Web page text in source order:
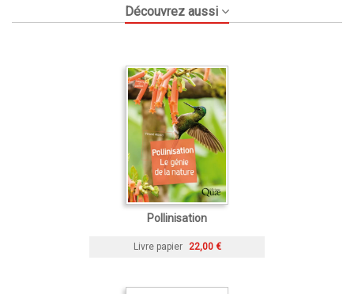
Découvrez aussi
Pollinisation
Livre papier 22,00 €